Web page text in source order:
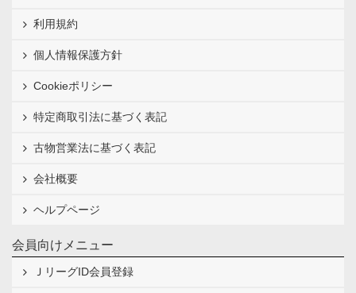
利用規約
個人情報保護方針
Cookieポリシー
特定商取引法に基づく表記
古物営業法に基づく表記
会社概要
ヘルプページ
会員向けメニュー
ＪリーグID会員登録